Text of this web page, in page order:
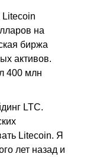
Litecoin
на
биржа
активов.
400 млн
LTC.
Litecoin. Я
лет назад и